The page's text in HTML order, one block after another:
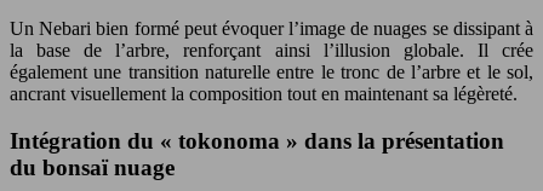
Un Nebari bien formé peut évoquer l’image de nuages se dissipant à
la base de l’arbre, renforçant ainsi l’illusion globale. Il crée
également une transition naturelle entre le tronc de l’arbre et le sol,
ancrant visuellement la composition tout en maintenant sa légèreté.
Intégration du « tokonoma » dans la présentation
du bonsaï nuage